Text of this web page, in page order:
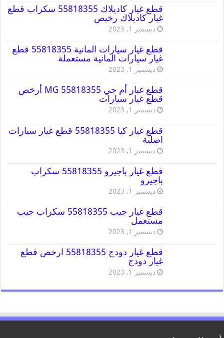
قطع غيار كاديلاك 55818355 سكراب قطع
غيار كاديلاك رخيص
ديسمبر 1, 2023
قطع غيار سيارات المانية 55818355 قطع
غيار سيارات المانية مستعملة
ديسمبر 1, 2023
قطع غيار أم جي MG 55818355 أرخص
قطع غيار سيارات
ديسمبر 1, 2023
قطع غيار كيا 55818355 قطع غيار سيارات
اصلية
ديسمبر 1, 2023
قطع غيار باجيرو 55818355 سكراب
باجيرو
ديسمبر 1, 2023
قطع غيار جيب 55818355 سكراب جيب
مستعمل
ديسمبر 1, 2023
قطع غيار دودج 55818355 ارخص قطع
غيار دودج
ديسمبر 1, 2023